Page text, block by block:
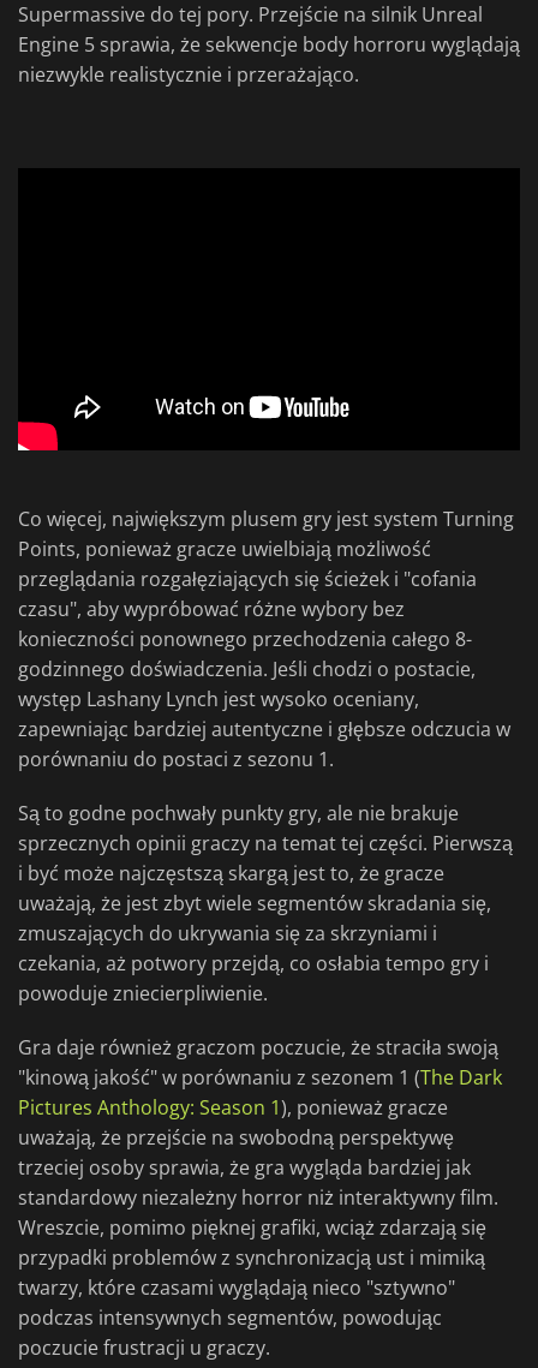
Supermassive do tej pory. Przejście na silnik Unreal
Engine 5 sprawia, że sekwencje body horroru wyglądają
niezwykle realistycznie i przerażająco.
Co więcej, największym plusem gry jest system Turning
Points, ponieważ gracze uwielbiają możliwość
przeglądania rozgałęziających się ścieżek i "cofania
czasu", aby wypróbować różne wybory bez
konieczności ponownego przechodzenia całego 8-
godzinnego doświadczenia. Jeśli chodzi o postacie,
występ Lashany Lynch jest wysoko oceniany,
zapewniając bardziej autentyczne i głębsze odczucia w
porównaniu do postaci z sezonu 1.
Są to godne pochwały punkty gry, ale nie brakuje
sprzecznych opinii graczy na temat tej części. Pierwszą
i być może najczęstszą skargą jest to, że gracze
uważają, że jest zbyt wiele segmentów skradania się,
zmuszających do ukrywania się za skrzyniami i
czekania, aż potwory przejdą, co osłabia tempo gry i
powoduje zniecierpliwienie.
Gra daje również graczom poczucie, że straciła swoją
"kinową jakość" w porównaniu z sezonem 1 (The Dark
Pictures Anthology: Season 1), ponieważ gracze
uważają, że przejście na swobodną perspektywę
trzeciej osoby sprawia, że gra wygląda bardziej jak
standardowy niezależny horror niż interaktywny film.
Wreszcie, pomimo pięknej grafiki, wciąż zdarzają się
przypadki problemów z synchronizacją ust i mimiką
twarzy, które czasami wyglądają nieco "sztywno"
podczas intensywnych segmentów, powodując
poczucie frustracji u graczy.